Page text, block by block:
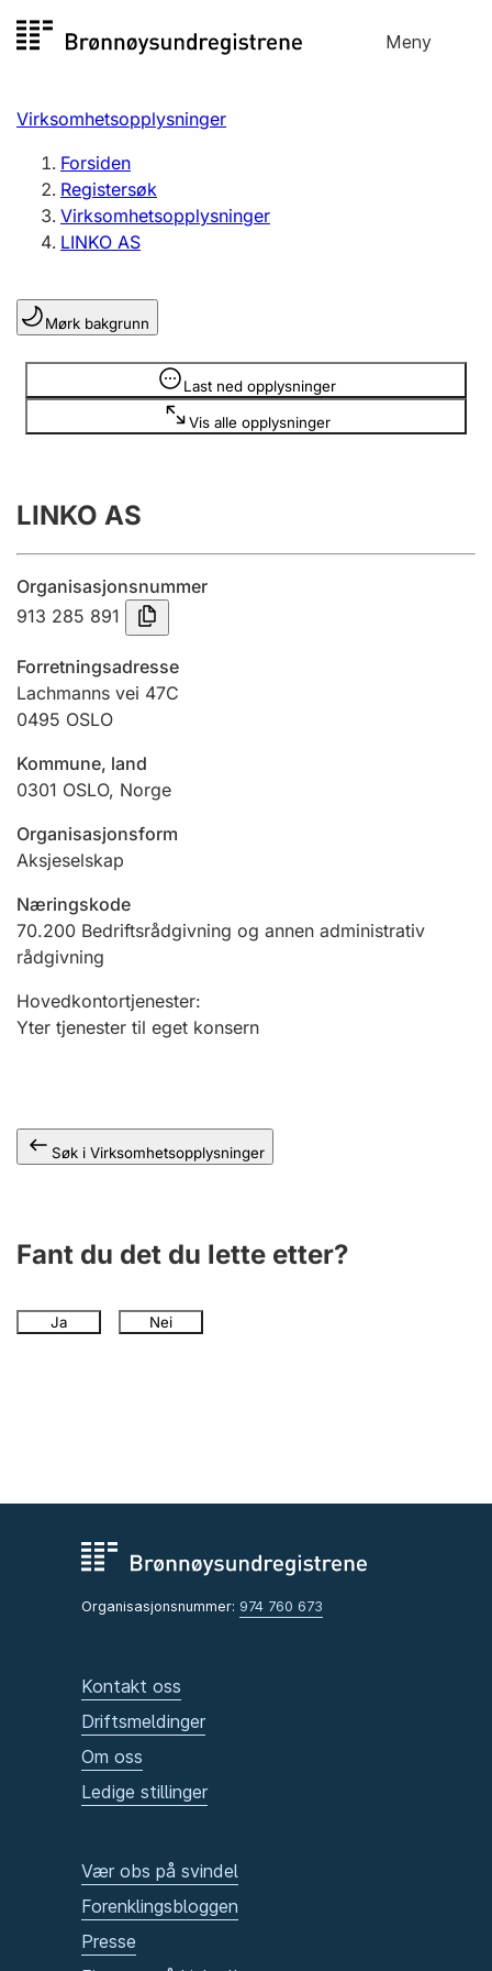
til
Meny
Registersøk
Aksjeselskap
Enkeltpersonforetak
Registrere, endre, slette
Lag og forening
Registrere, endre, slette
Årsregnskap
Innsending og forsinkelsesgebyr
Tinglysing
Jeger
Ektepaktveileder
Offentlig sektor
Andre tema
Virksomhetsopplysninger
Forsiden
Registersøk
Virksomhetsopplysninger
LINKO AS
Mørk bakgrunn
Last ned opplysninger
Vis alle opplysninger
Opplysninger er skjult
LINKO AS
Organisasjonsnummer
913 285 891
Forretningsadresse
Lachmanns vei 47C
0495 OSLO
Kommune, land
0301 OSLO, Norge
Organisasjonsform
Aksjeselskap
Næringskode
70.200 Bedriftsrådgivning og annen administrativ
rådgivning
Hovedkontortjenester:
Yter tjenester til eget konsern
Søk i Virksomhetsopplysninger
Fant du det du lette etter?
Ja Nei
Organisasjonsnummer: 974 760 673
Kontakt oss
Driftsmeldinger
Om oss
Ledige stillinger
Vær obs på svindel
Forenklingsbloggen
Presse